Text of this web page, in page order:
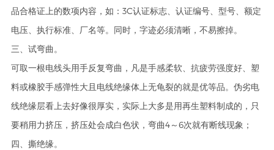
品合格证上的数项内容，如：3C认证标志、认证编号、型号、额定
电压、执行标准、厂名等。同时，字迹必须清晰，不易擦掉。
三、试弯曲。
可取一根电线头用手反复弯曲，凡是手感柔软、抗疲劳强度好、塑
料或橡胶手感弹性大且电线绝缘体上无龟裂的就是优等品。伪劣电
线绝缘层看上去好像很厚实，实际上大多是用再生塑料制成的，只
要稍用力挤压，挤压处会成白色状，弯曲4～6次就有断线现象；
四、撕绝缘。